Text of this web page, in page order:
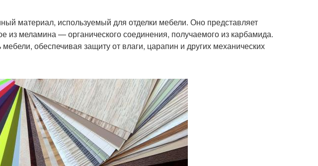
материал, используемый для отделки мебели. Оно представляет
из меламина — органического соединения, получаемого из карбамида.
обеспечивая защиту от влаги, царапин и других механических